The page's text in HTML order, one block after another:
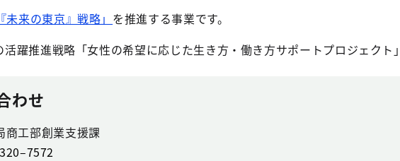
未来の東京』戦略」 を推進する事業です。
活躍推進戦略「女性の希望に応じた生き方・働き方サポートプロジェクト
わせ
商工部創業支援課